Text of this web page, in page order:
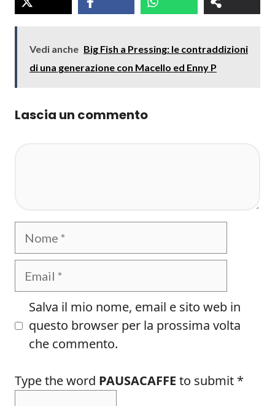
Vedi anche Big Fish a Pressing: le contraddizioni
di una generazione con Macello ed Enny P
Lascia un commento
Nome
Email
Salva il mio nome, email e sito web in
questo browser per la prossima volta
che commento.
Type the word PAUSACAFFE to submit *